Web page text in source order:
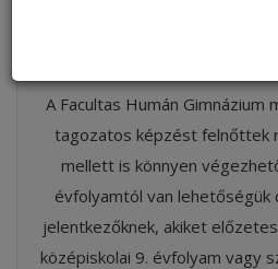
A Facultas Humán Gimnázium
tagozatos képzést felnőttek
mellett is könnyen
évfolyamtól van lehetőségük
jelentkezőknek, akiket
középiskolai 9. évfolyam vagy